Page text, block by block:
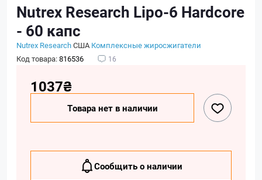
Nutrex Research Lipo-6 Hardcore
- 60 капс
Nutrex ResearchСША Комплексные жиросжигатели
Код товара:816536 16
1037₴
Товара нет в наличии
Сообщить о наличии